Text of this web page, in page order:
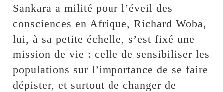
Sankara a milité pour l’éveil des
consciences en Afrique, Richard Woba,
lui, à sa petite échelle, s’est fixé une
mission de vie : celle de sensibiliser les
populations sur l’importance de se faire
dépister, et surtout de changer de